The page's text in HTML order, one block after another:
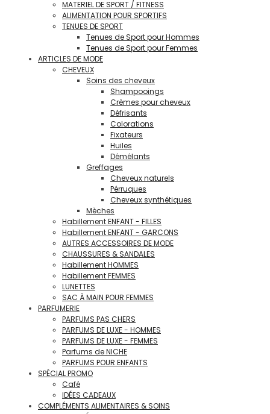
MATERIEL DE SPORT / FITNESS
ALIMENTATION POUR SPORTIFS
TENUES DE SPORT
Tenues de Sport pour Hommes
Tenues de Sport pour Femmes
ARTICLES DE MODE
CHEVEUX
Soins des cheveux
Shampooings
Crèmes pour cheveux
Défrisants
Colorations
Fixateurs
Huiles
Démélants
Greffages
Cheveux naturels
Pérruques
Cheveux synthétiques
Mèches
Habillement ENFANT - FILLES
Habillement ENFANT - GARCONS
AUTRES ACCESSOIRES DE MODE
CHAUSSURES & SANDALES
Habillement HOMMES
Habillement FEMMES
LUNETTES
SAC À MAIN POUR FEMMES
PARFUMERIE
PARFUMS PAS CHERS
PARFUMS DE LUXE - HOMMES
PARFUMS DE LUXE - FEMMES
Parfums de NICHE
PARFUMS POUR ENFANTS
SPÉCIAL PROMO
Café
IDÉES CADEAUX
COMPLÉMENTS ALIMENTAIRES & SOINS